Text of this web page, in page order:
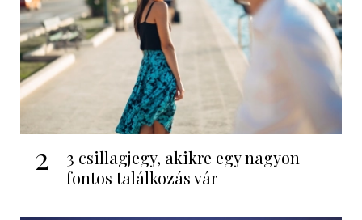
2
3 csillagjegy, akikre egy nagyon
fontos találkozás vár